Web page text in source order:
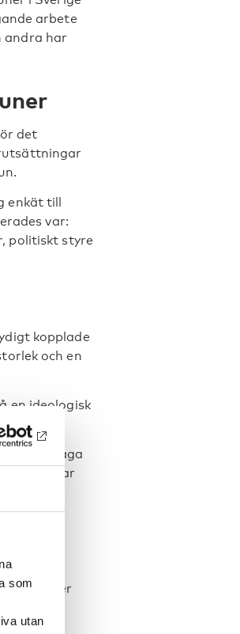
som
utan
arbete
andra har
det
enkät till
var:
politiskt styre
kopplade
och en
en ideologisk
betonar
ofta har
mer